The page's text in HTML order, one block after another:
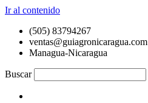
Ir al contenido
(505) 83794267
ventas@guiagronicaragua.com
Managua-Nicaragua
Buscar